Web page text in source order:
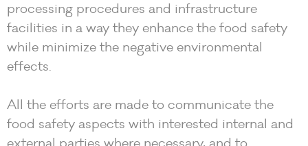
processing procedures and infrastructure
facilities in a way they enhance the food safety
while minimize the negative environmental
effects.
All the efforts are made to communicate the
food safety aspects with interested internal and